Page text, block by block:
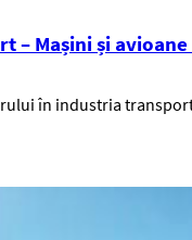
– Mașini și
în industria